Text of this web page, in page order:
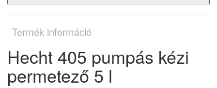
Termék információ
Hecht 405 pumpás kézi
permetező 5 l